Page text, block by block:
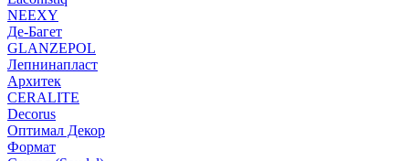
NEEXY
Де-Багет
GLANZEPOL
Лепнинапласт
Архитек
CERALITE
Decorus
Оптимал Декор
Формат